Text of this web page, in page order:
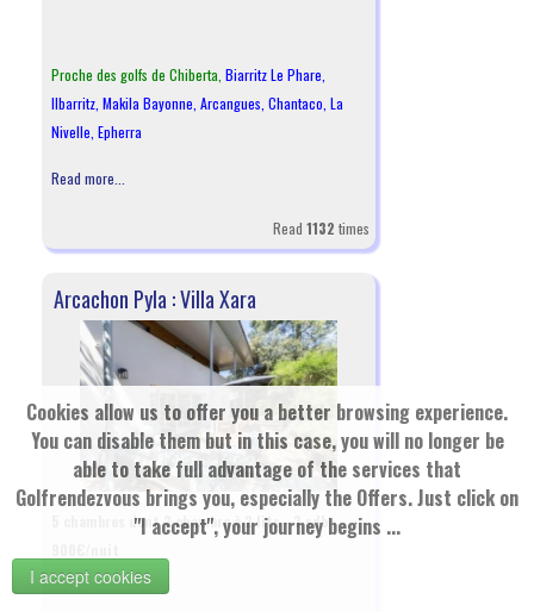
Proche des golfs de Chiberta, Biarritz Le Phare
Ilbarritz, Makila Bayonne Arcangues Chantaco La
Nivelle Epherra
Read more...
Read 1132 times
Arcachon Pyla : Villa Xara
5 chambres dont 3 chambre à 2 lits - 3 sdb -
Cookies allow us to offer you a better browsing experience.
You can disable them but in this case, you will no longer be
able to take full advantage of the services that
Golfrendezvous brings you, especially the Offers. Just click on
"I accept", your journey begins ...
I accept cookies